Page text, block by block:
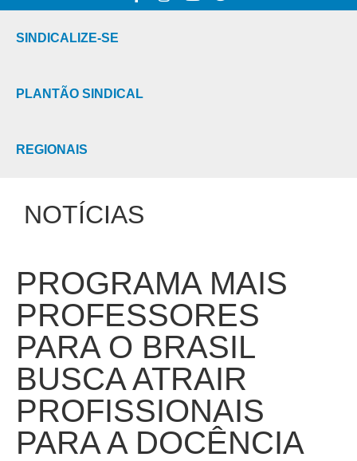
SINDICALIZE-SE
PLANTÃO SINDICAL
REGIONAIS
NOTÍCIAS
PROGRAMA MAIS
PROFESSORES
PARA O BRASIL
BUSCA ATRAIR
PROFISSIONAIS
PARA A DOCÊNCIA